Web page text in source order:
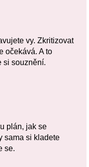
vy. Zkritizovat
očekává. A to
si souznění.
plán, jak se
sama si kladete
se.